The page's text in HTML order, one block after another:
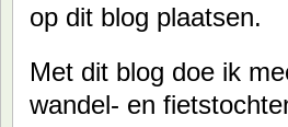
op dit blog plaatsen.
Met dit blog doe ik
wandel- en